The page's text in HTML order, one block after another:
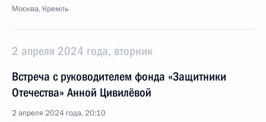
Москва, Кремль
2 апреля 2024 года, вторник
Встреча с руководителем фонда «Защитники
Отечества» Анной Цивилёвой
2 апреля 2024 года, 20:10